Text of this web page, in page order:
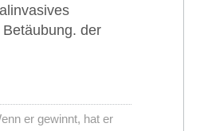
der
er gewinnt, hat er